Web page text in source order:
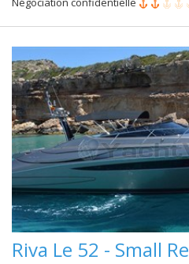
Riva Le 52 - Small